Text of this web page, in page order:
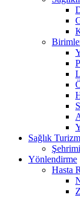
Sağlık
Yönlendirme
Hasta